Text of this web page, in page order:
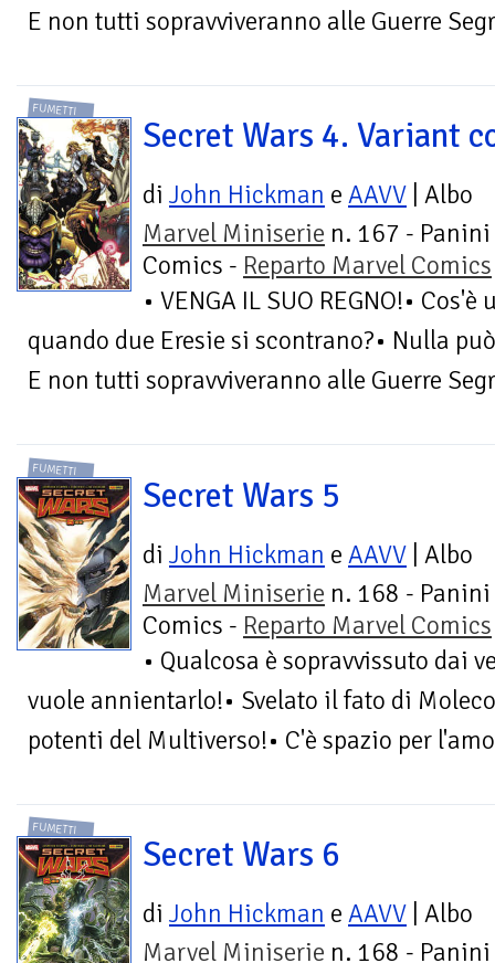
E non tutti sopravviveranno alle Guerre
FUMETTI
Secret Wars 4. Variant
di John Hickman e AAVV | Albo
Marvel Miniserie n. 167 - Panini
Comics - Reparto Marvel Comics
• VENGA IL SUO REGNO!•
quando due Eresie si scontrano?• Nulla
E non tutti sopravviveranno alle Guerre
FUMETTI
Secret Wars 5
di John Hickman e AAVV | Albo
Marvel Miniserie n. 168 - Panini
Comics - Reparto Marvel Comics
• Qualcosa è sopravvissuto dai
vuole annientarlo!• Svelato il fato di
potenti del Multiverso!• C'è spazio per
FUMETTI
Secret Wars 6
di John Hickman e AAVV | Albo
Marvel Miniserie n. 168 - Panini